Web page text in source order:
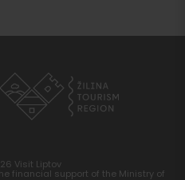
Visit Liptov
financial support of the Ministry of